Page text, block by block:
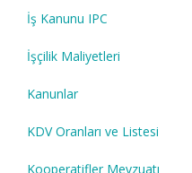
İş Kanunu IPC
İşçilik Maliyetleri
Kanunlar
KDV Oranları ve Listesi
Kooperatifler Mevzuatı